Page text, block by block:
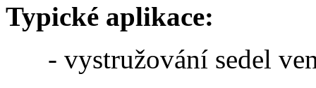
Typické aplikace:
- vystružování sedel